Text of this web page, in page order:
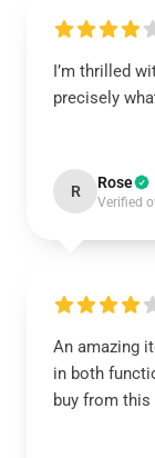
I’m thrilled
precisely
R Rose
Verified
An amazing
in both
buy from